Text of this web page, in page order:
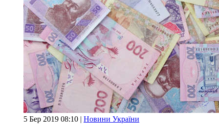
5 Бер 2019 08:10 | Новини України